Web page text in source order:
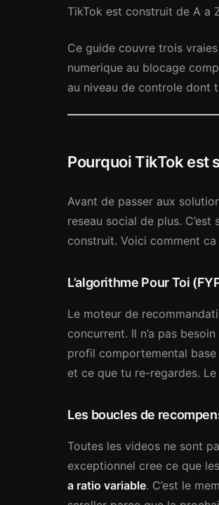
TikTok est construit de A a
Ce guide couvre trois
numerique au blocage
au niveau de controle dont
Pourquoi TikTok est
Avant de passer aux
reseau social de plus.
construit. Voici comment
L’algorithme Pour Toi
Le moteur de
concurrent. Il n’a pas
profil comportemental
et ce que tu re-regardes. Le
Les boucles de
Toutes les videos ne sont
exceptionnel cree ce que
a ratio variable. C’est le